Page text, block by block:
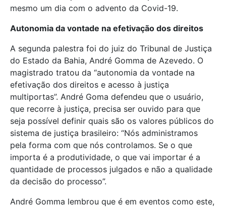
mesmo um dia com o advento da Covid-19.
Autonomia da vontade na efetivação dos direitos
A segunda palestra foi do juiz do Tribunal de Justiça
do Estado da Bahia, André Gomma de Azevedo. O
magistrado tratou da “autonomia da vontade na
efetivação dos direitos e acesso à justiça
multiportas”. André Goma defendeu que o usuário,
que recorre à justiça, precisa ser ouvido para que
seja possível definir quais são os valores públicos do
sistema de justiça brasileiro: “Nós administramos
pela forma com que nós controlamos. Se o que
importa é a produtividade, o que vai importar é a
quantidade de processos julgados e não a qualidade
da decisão do processo”.
André Gomma lembrou que é em eventos como este,